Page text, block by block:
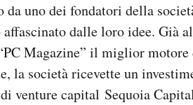
da uno dei fondatori della
dalle loro idee. Già
Magazine” il miglior
la società ricevette un
venture capital Sequoia